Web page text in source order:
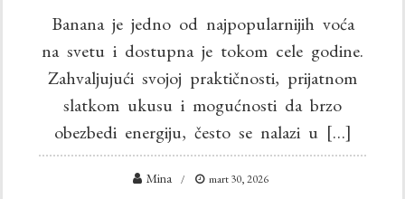
Banana je jedno od najpopularnijih voća
na svetu i dostupna je tokom cele godine.
Zahvaljujući svojoj praktičnosti, prijatnom
slatkom ukusu i mogućnosti da brzo
obezbedi energiju, često se nalazi u […]
Mina mart 30, 2026